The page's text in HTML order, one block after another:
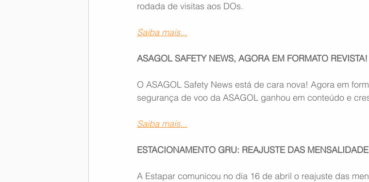
rodada de visitas aos DOs.
Saiba mais...
ASAGOL SAFETY NEWS, AGORA EM FORMATO REVISTA!
O ASAGOL Safety News está de cara nova! Agora em
segurança de voo da ASAGOL ganhou em conteúdo e
Saiba mais...
ESTACIONAMENTO GRU: REAJUSTE DAS
A Estapar comunicou no dia 16 de abril o reajuste das